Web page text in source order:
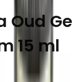
Oud
15 ml